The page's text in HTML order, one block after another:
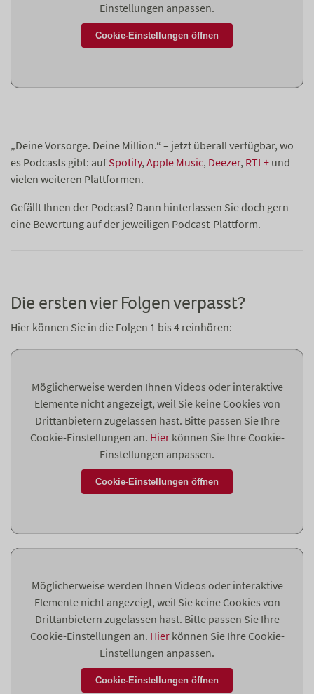
Einstellungen anpassen.
Cookie-Einstellungen öffnen
„Deine Vorsorge. Deine Million.“ – jetzt überall verfügbar, wo
es Podcasts gibt: auf Spotify, Apple Music, Deezer, RTL+ und
vielen weiteren Plattformen.
Gefällt Ihnen der Podcast? Dann hinterlassen Sie doch gern
eine Bewertung auf der jeweiligen Podcast-Plattform.
Die ersten vier Folgen verpasst?
Hier können Sie in die Folgen 1 bis 4 reinhören:
Möglicherweise werden Ihnen Videos oder interaktive
Elemente nicht angezeigt, weil Sie keine Cookies von
Drittanbietern zugelassen hast. Bitte passen Sie Ihre
Cookie-Einstellungen an. Hierkönnen Sie Ihre Cookie-
Einstellungen anpassen.
Cookie-Einstellungen öffnen
Möglicherweise werden Ihnen Videos oder interaktive
Elemente nicht angezeigt, weil Sie keine Cookies von
Drittanbietern zugelassen hast. Bitte passen Sie Ihre
Cookie-Einstellungen an. Hierkönnen Sie Ihre Cookie-
Einstellungen anpassen.
Cookie-Einstellungen öffnen